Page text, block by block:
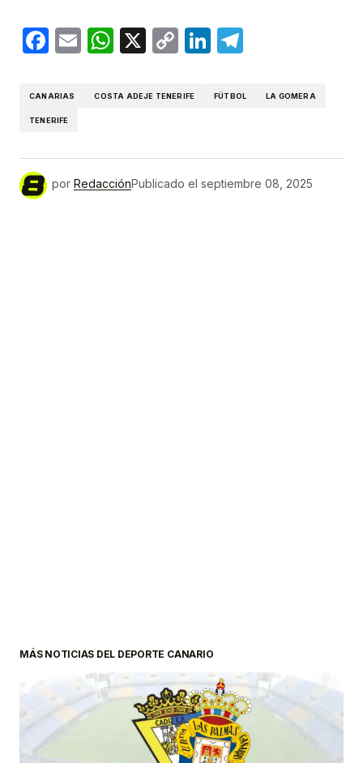
Facebook
EmailWhatsApp
X
CopyLinkedIn
CANARIAS COSTA ADEJE TENERIFE FÚTBOL LA GOMERA
TENERIFE
por RedacciónPublicado el septiembre 08, 2025
MÁS NOTICIAS DEL DEPORTE CANARIO